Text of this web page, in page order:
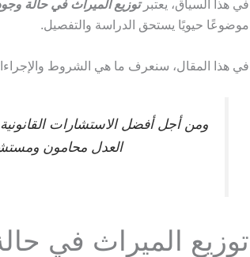
في هذا السياق، يعتبرتوزيع الميراث في حالة
موضوعًا حيويًا يستحق الدراسة والتفصيل.
في هذا المقال، سنعرف ما هي الشروط والإجراءات
ومن أجل أفضل الاستشارات
العدل محامون
توزيع الميراث في